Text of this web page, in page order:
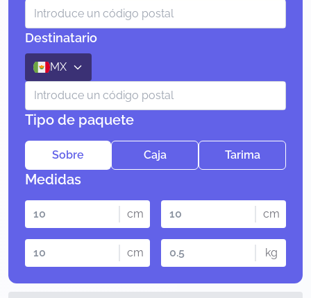
Destinatario
MX
Tipo de paquete
Sobre Caja Tarima
Medidas
cm cm
cm kg